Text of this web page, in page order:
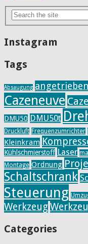
Instagram
Tags
Absaugung
Cazeneuve
DMU50 DMU50t
Druckluft Frequenzumrichter
Kleinkram
Kühlschmierstoff Laser
Montage Ordnung
Schaltschrank
Steuerung
Werkzeug
Categories